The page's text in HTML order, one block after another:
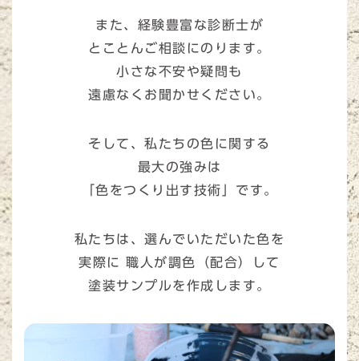
また、 経験豊富な診断士が
とことんご相談にのります。
小さな不安や疑問も
遠慮なくお聞かせください。
そして、私たちの色に関する
最大の強みは
「色をつくり出す技術」 です。
私たちは、選んでいただいた色を
実際に
職人が調色（配合）
して
塗装サンプルを作成します。